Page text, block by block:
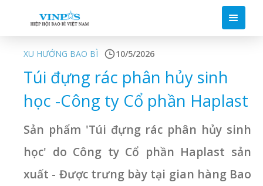
XU HƯỚNG BAO BÌ 10/5/2026
Túi đựng rác phân hủy sinh
học -Công ty Cổ phần Haplast
Sản phẩm 'Túi đựng rác phân hủy sinh
học' do Công ty Cổ phần Haplast sản
xuất - Được trưng bày tại gian hàng Bao